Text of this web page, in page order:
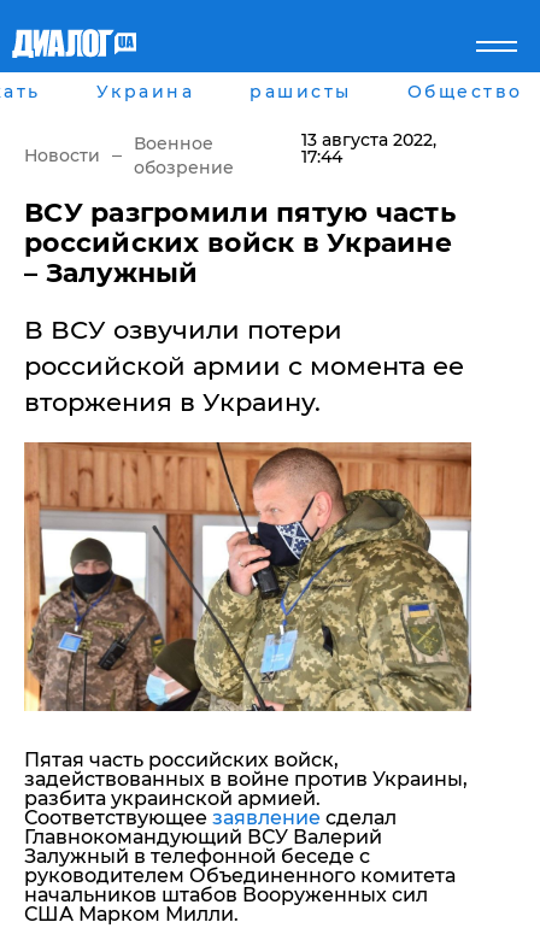
Главная
рассея
Беларусь
Военное обозрение
Наука и Техника
Экономика
Блоги
Шоу-биз
Здоровье
Спорт
Культура
Города
Луганск
Харьков
Днепр
Львов
Война на Донбассе и в
Крыму
"ДНР"
"ЛНР"
Оккупация Крыма
Новости Крыма
Донбасс
Армия Украины
Лайф стайл
Здоровье
Помощь проекту
Стиль Диалога
Шоу-биз
Культура
Общество
Пресс-релизы Авторское
Блоги
ИноСМИ
Украина рашисты Общество
Новости
Военное
обозрение
13 августа 2022,
17:44
ВСУ разгромили пятую часть
российских войск в Украине
– Залужный
В ВСУ озвучили потери
российской армии с момента ее
вторжения в Украину.
Пятая часть российских войск,
задействованных в войне против Украины,
разбита украинской армией.
Соответствующее заявление сделал
Главнокомандующий ВСУ Валерий
Залужный в телефонной беседе с
руководителем Объединенного комитета
начальников штабов Вооруженных сил
США Марком Милли.